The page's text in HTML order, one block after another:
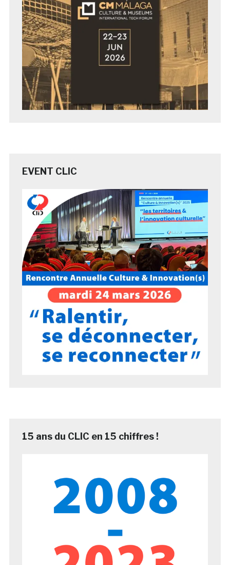
EVENT CLIC
15 ans du CLIC en 15 chiffres !